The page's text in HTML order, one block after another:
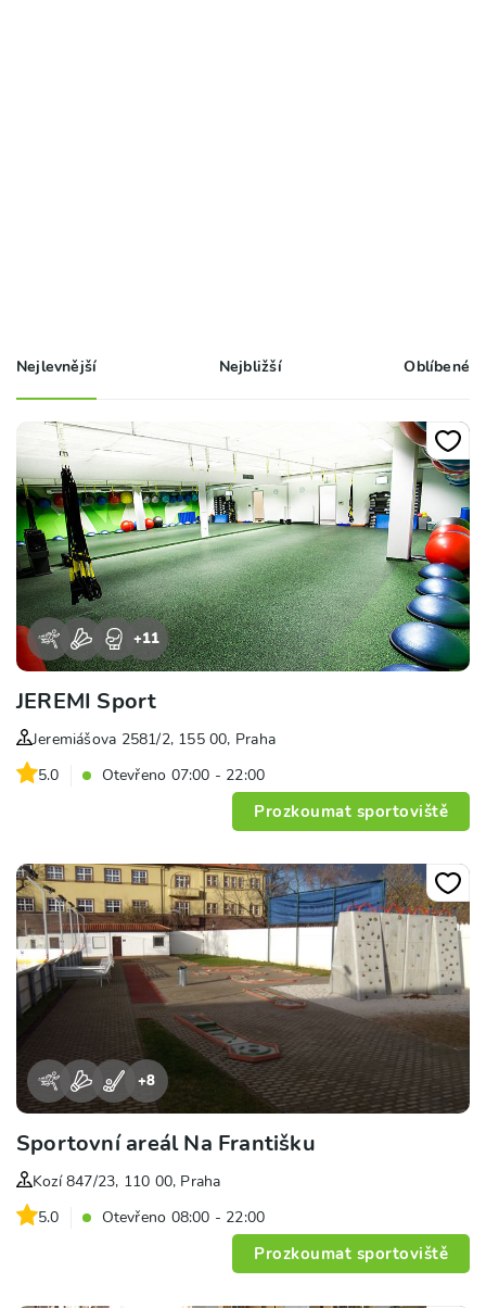
Nejlevnější Nejbližší Oblíbené
+11
JEREMI Sport
Jeremiášova 2581/2, 155 00, Praha
5.0
Otevřeno 07:00 - 22:00
Prozkoumat sportoviště
+8
Sportovní areál Na Františku
Kozí 847/23, 110 00, Praha
5.0
Otevřeno 08:00 - 22:00
Prozkoumat sportoviště